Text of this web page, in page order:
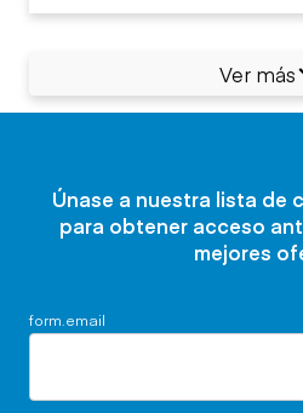
Ver más
Únase a nuestra lista de
para obtener acceso
mejores
form.email